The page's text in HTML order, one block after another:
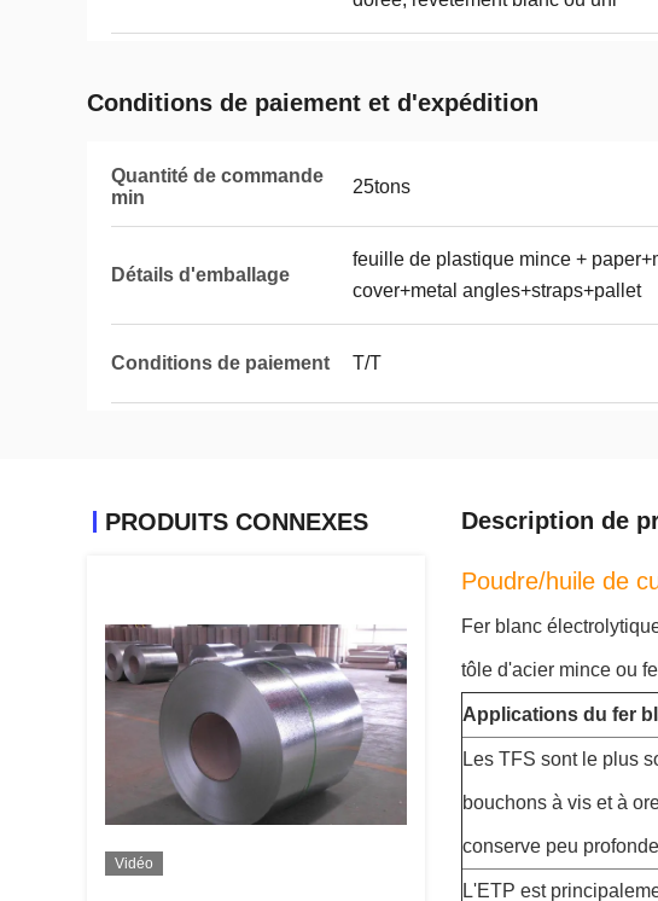
Conditions de paiement et d'expédition
Quantité de commande
min
25tons
Détails d'emballage
feuille de plastique mince +
cover+metal angles+straps+pallet
Conditions de paiement T/T
PRODUITS CONNEXES
Vidéo
Description de
Poudre/huile de
Fer blanc
tôle d'acier mince ou
Applications du fer
Les TFS sont le plus
bouchons à vis et à
conserve peu
L'ETP est